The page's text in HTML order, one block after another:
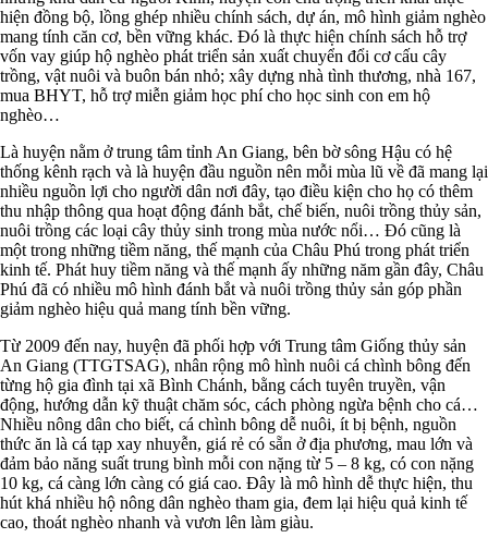
hiện đồng bộ, lồng ghép nhiều chính sách, dự án, mô hình giảm nghèo
mang tính căn cơ, bền vững khác. Đó là thực hiện chính sách hỗ trợ
vốn vay giúp hộ nghèo phát triển sản xuất chuyển đổi cơ cấu cây
trồng, vật nuôi và buôn bán nhỏ; xây dựng nhà tình thương, nhà 167,
mua BHYT, hỗ trợ miễn giảm học phí cho học sinh con em hộ
nghèo…
Là huyện nằm ở trung tâm tỉnh An Giang, bên bờ sông Hậu có hệ
thống kênh rạch và là huyện đầu nguồn nên mỗi mùa lũ về đã mang lại
nhiều nguồn lợi cho người dân nơi đây, tạo điều kiện cho họ có thêm
thu nhập thông qua hoạt động đánh bắt, chế biến, nuôi trồng thủy sản,
nuôi trồng các loại cây thủy sinh trong mùa nước nổi… Đó cũng là
một trong những tiềm năng, thế mạnh của Châu Phú trong phát triển
kinh tế. Phát huy tiềm năng và thế mạnh ấy những năm gần đây, Châu
Phú đã có nhiều mô hình đánh bắt và nuôi trồng thủy sản góp phần
giảm nghèo hiệu quả mang tính bền vững.
Từ 2009 đến nay, huyện đã phối hợp với Trung tâm Giống thủy sản
An Giang (TTGTSAG), nhân rộng mô hình nuôi cá chình bông đến
từng hộ gia đình tại xã Bình Chánh, bằng cách tuyên truyền, vận
động, hướng dẫn kỹ thuật chăm sóc, cách phòng ngừa bệnh cho cá…
Nhiều nông dân cho biết, cá chình bông dễ nuôi, ít bị bệnh, nguồn
thức ăn là cá tạp xay nhuyễn, giá rẻ có sẵn ở địa phương, mau lớn và
đảm bảo năng suất trung bình mỗi con nặng từ 5 – 8 kg, có con nặng
10 kg, cá càng lớn càng có giá cao. Đây là mô hình dễ thực hiện, thu
hút khá nhiều hộ nông dân nghèo tham gia, đem lại hiệu quả kinh tế
cao, thoát nghèo nhanh và vươn lên làm giàu.